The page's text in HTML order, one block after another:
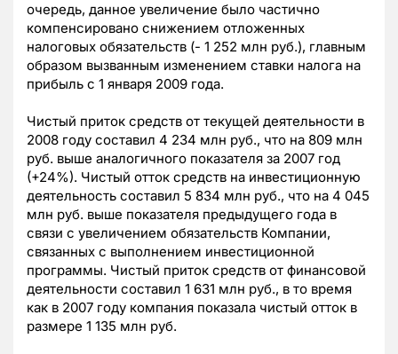
очередь, данное увеличение было частично
компенсировано снижением отложенных
налоговых обязательств (- 1 252 млн руб.), главным
образом вызванным изменением ставки налога на
прибыль с 1 января 2009 года.
Чистый приток средств от текущей деятельности в
2008 году составил 4 234 млн руб., что на 809 млн
руб. выше аналогичного показателя за 2007 год
(+24%). Чистый отток средств на инвестиционную
деятельность составил 5 834 млн руб., что на 4 045
млн руб. выше показателя предыдущего года в
связи с увеличением обязательств Компании,
связанных с выполнением инвестиционной
программы. Чистый приток средств от финансовой
деятельности составил 1 631 млн руб., в то время
как в 2007 году компания показала чистый отток в
размере 1 135 млн руб.